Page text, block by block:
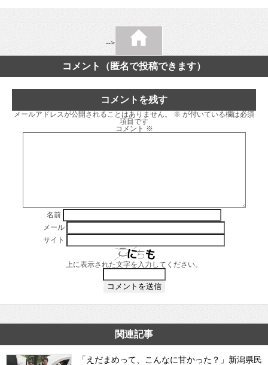
-->
コメント（匿名で投稿できます）
コメントを残す
メールアドレスが公開されることはありません。 ※ が付いている欄は必須
項目です
コメント ※
名前
メール
サイト
上に表示された文字を入力してください。
関連記事
「えだまめって、こんなに甘かった？」新潟県民